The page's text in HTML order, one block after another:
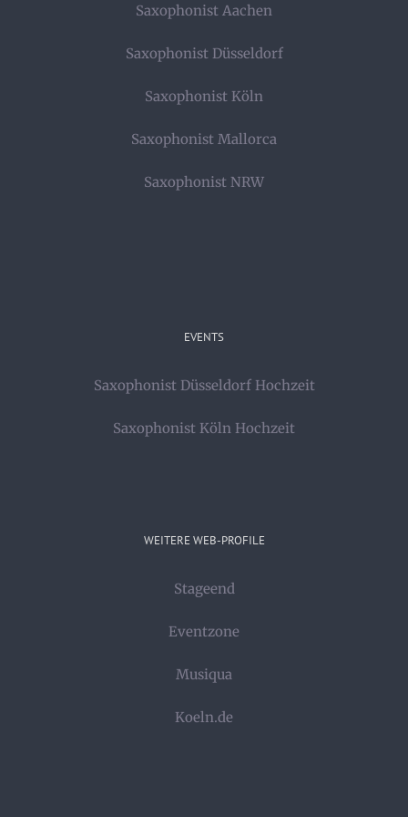
Saxophonist Aachen
Saxophonist Düsseldorf
Saxophonist Köln
Saxophonist Mallorca
Saxophonist NRW
EVENTS
Saxophonist Düsseldorf Hochzeit
Saxophonist Köln Hochzeit
WEITERE WEB-PROFILE
Stageend
Eventzone
Musiqua
Koeln.de